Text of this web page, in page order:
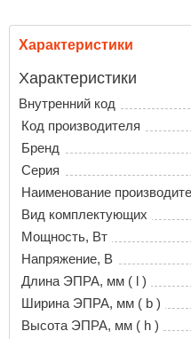
Характеристики
Характеристики
Внутренний код
Код производителя
Бренд
Серия
Наименование
Вид комплектующих
Мощность, Вт
Напряжение, В
Длина ЭПРА, мм ( l )
Ширина ЭПРА, мм ( b )
Высота ЭПРА, мм ( h )